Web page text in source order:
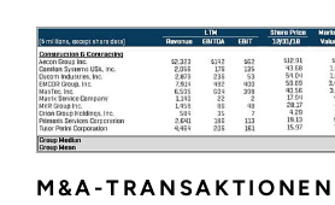
M&A-TRANSAKTIONEN